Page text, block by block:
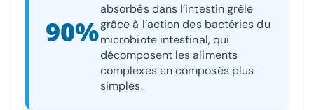
90%
absorbés dans l’intestin grêle
grâce à l’action des bactéries du
microbiote intestinal, qui
décomposent les aliments
complexes en composés plus
simples.